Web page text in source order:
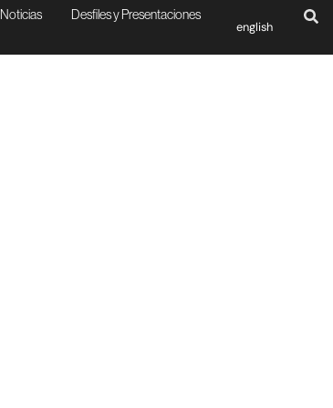
Noticias Desfiles y Presentaciones
english